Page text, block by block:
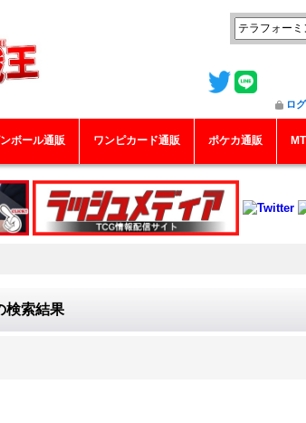
ロ
ンボール通販 ワンピカード通販 ポケカ通販
検索結果